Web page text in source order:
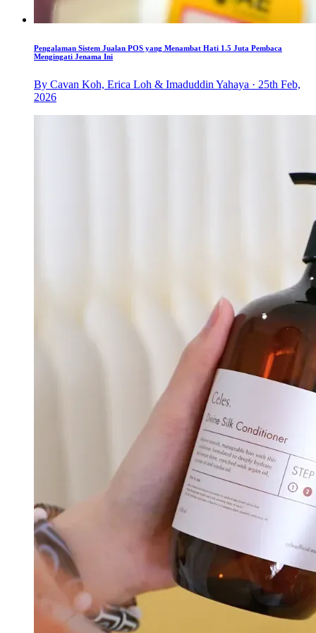
Pengalaman Sistem Jualan POS yang Menambat Hati 1.5 Juta Pembaca
Mengingati Jenama Ini
By Cavan Koh, Erica Loh & Imaduddin Yahaya · 25th Feb,
2026